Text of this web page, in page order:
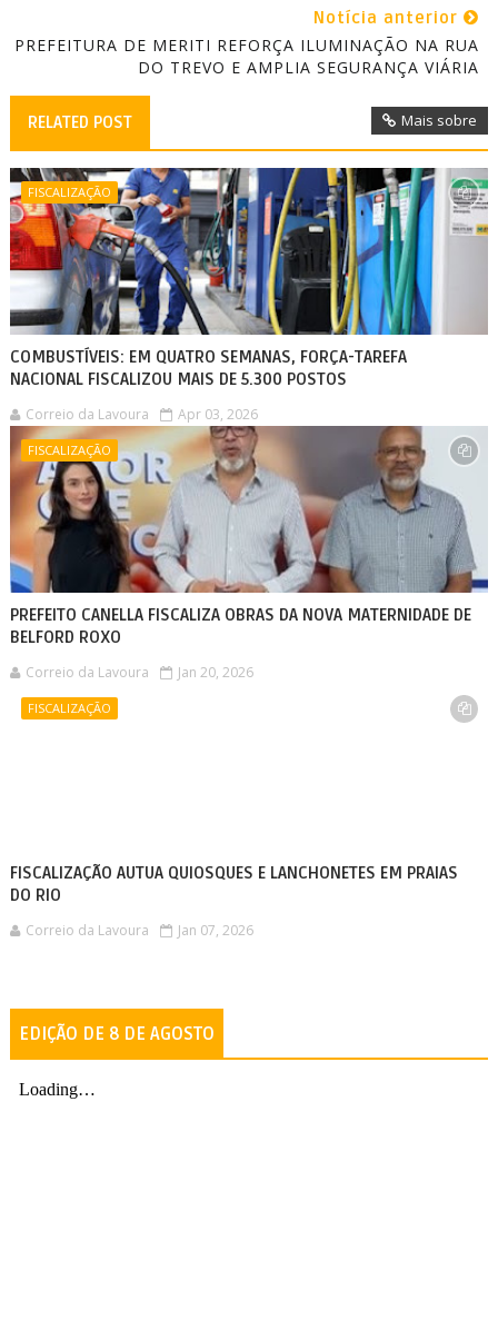
Notícia anterior
PREFEITURA DE MERITI REFORÇA ILUMINAÇÃO NA RUA
DO TREVO E AMPLIA SEGURANÇA VIÁRIA
RELATED POST Mais sobre
FISCALIZAÇÃO
COMBUSTÍVEIS: EM QUATRO SEMANAS, FORÇA-TAREFA
NACIONAL FISCALIZOU MAIS DE 5.300 POSTOS
Correio da Lavoura Apr 03, 2026
FISCALIZAÇÃO
PREFEITO CANELLA FISCALIZA OBRAS DA NOVA MATERNIDADE DE
BELFORD ROXO
Correio da Lavoura Jan 20, 2026
FISCALIZAÇÃO
FISCALIZAÇÃO AUTUA QUIOSQUES E LANCHONETES EM PRAIAS
DO RIO
Correio da Lavoura Jan 07, 2026
EDIÇÃO DE 8 DE AGOSTO